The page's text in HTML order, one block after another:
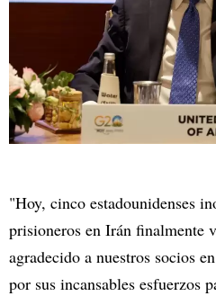
"Hoy, cinco estadounidenses
prisioneros en Irán finalmente
agradecido a nuestros socios
por sus incansables esfuerzos